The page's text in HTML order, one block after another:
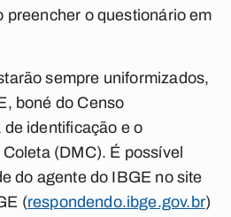
preencher o questionário em
sempre uniformizados,
boné do Censo
identificação e o
(DMC). É possível
do agente do IBGE no site
(respondendo.ibge.gov.br)